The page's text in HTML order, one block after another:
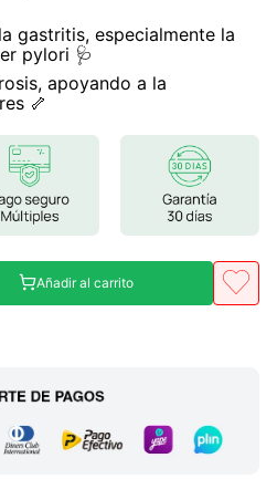
gastritis, especialmente la
pylori 🩺
apoyando a la
🦴
Añadir al carrito